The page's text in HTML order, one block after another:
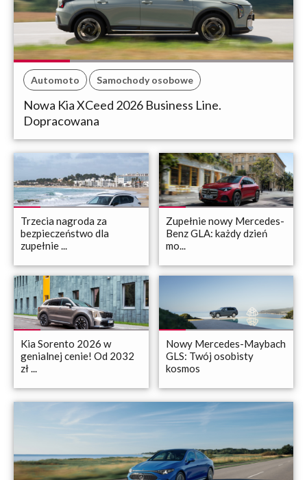
Automoto Samochody osobowe
Nowa Kia XCeed 2026 Business Line.
Dopracowana
Trzecia nagroda za
bezpieczeństwo dla
zupełnie ...
Zupełnie nowy Mercedes-
Benz GLA: każdy dzień
mo...
Kia Sorento 2026 w
genialnej cenie! Od 2032
zł ...
Nowy Mercedes-Maybach
GLS: Twój osobisty
kosmos